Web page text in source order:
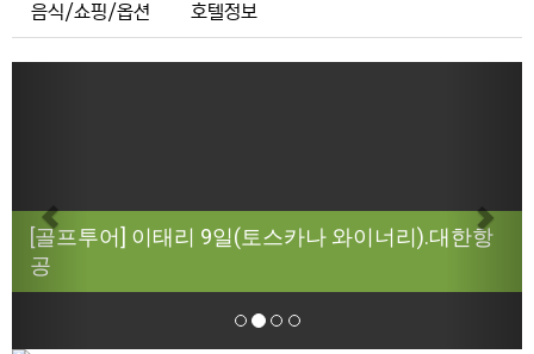
음식/쇼핑/옵션 호텔정보
[골프투어] 이태리 9일(토스카나 와이너리).대한항
공